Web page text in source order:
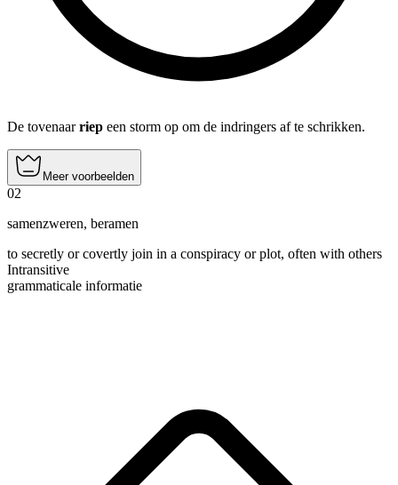
De tovenaarriep een storm op om de indringers af te schrikken.
Meer voorbeelden
02
samenzweren, beramen
to secretly or covertly join in a conspiracy or plot, often with others
Intransitive
grammaticale informatie